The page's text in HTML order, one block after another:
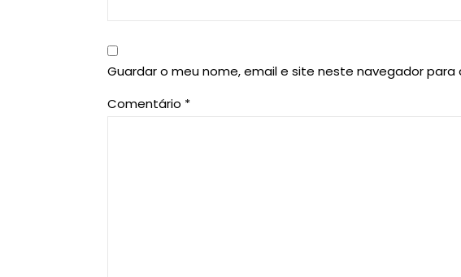
Guardar o meu nome, email e site neste navegador
Comentário *